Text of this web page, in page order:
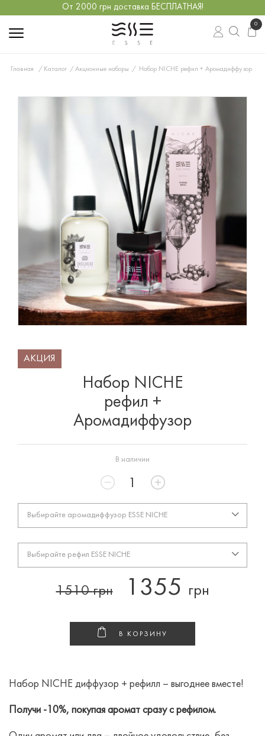
От 2000 грн доставка БЕСПЛАТНАЯ!
0
Главная Каталог Акционные наборы Набор NICHE рефил + Аромадиффузор
АКЦИЯ
Набор NICHE
рефил +
Аромадиффузор
В наличии
Выбирайте аромадиффузор ESSE NICHE
Выбирайте рефил ESSE NICHE
1510грн 1355 грн
В КОРЗИНУ
Набор NICHE диффузор + рефилл – выгоднее вместе!
Получи -10%, покупая аромат сразу с рефилом.